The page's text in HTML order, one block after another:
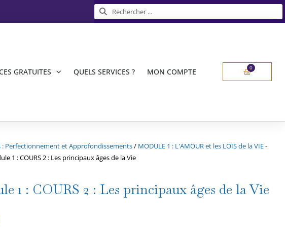
Rechercher
Rechercher
GRATUITES QUELS SERVICES ? MON COMPTE 0
Panier
: Perfectionnement et Approfondissements/ MODULE 1 : L'AMOUR et les LOIS de la VIE -
1 : COURS 2 : Les principaux âges de la Vie
1 : COURS 2 : Les principaux âges de la Vie